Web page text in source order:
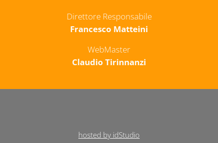
Direttore Responsabile
Francesco Matteini
WebMaster
Claudio Tirinnanzi
hosted by idStudio